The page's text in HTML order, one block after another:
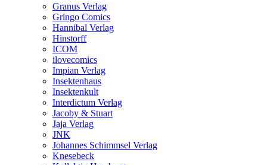
Granus Verlag
Gringo Comics
Hannibal Verlag
Hinstorff
ICOM
ilovecomics
Impian Verlag
Insektenhaus
Insektenkult
Interdictum Verlag
Jacoby & Stuart
Jaja Verlag
JNK
Johannes Schimmsel Verlag
Knesebeck